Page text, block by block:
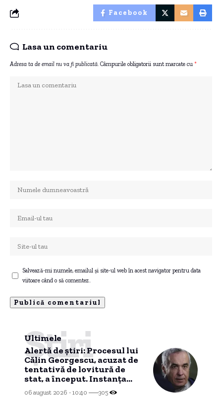
Facebook
Lasa un comentariu
Adresa ta de email nu va fi publicată. Câmpurile obligatorii sunt marcate cu *
Salvează-mi numele, emailul și site-ul web în acest navigator pentru data
viitoare când o să comentez.
Ultimele
Știri
Alertă de știri: Procesul lui
Călin Georgescu, acuzat de
tentativă de lovitură de
stat, a început. Instanța
supremă confirmă decizia
CAB.
06 august 2026 - 10:40 305